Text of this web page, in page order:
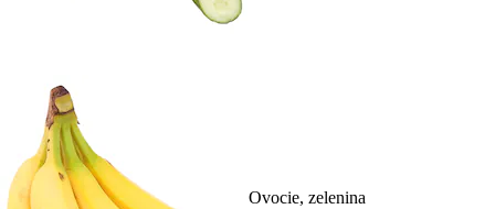
Ovocie, zelenina